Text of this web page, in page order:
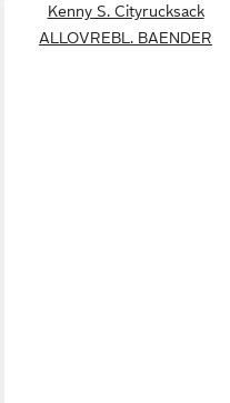
Kenny S. Cityrucksack
ALLOVREBL. BAENDER